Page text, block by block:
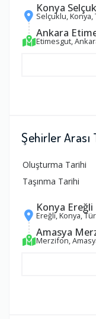
Konya
Selçuklu, Konya,
Ankara
Etimesgut,
Şehirler Arası
Oluşturma Tarihi
Taşınma Tarihi
Konya Ereğli
Ereğli, Konya,
Amasya
Merzifon,